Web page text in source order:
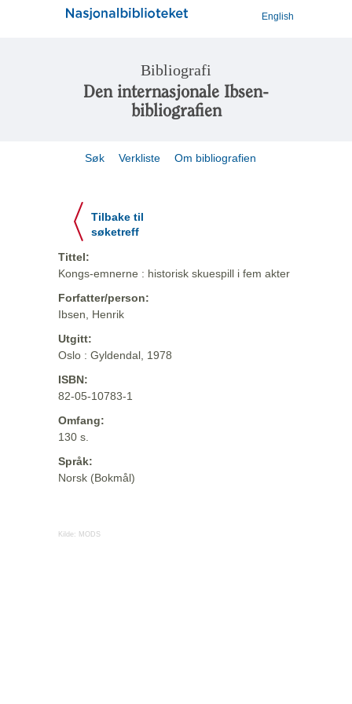
English
Bibliografi
Den internasjonale Ibsen-
bibliografien
Søk Verkliste Om bibliografien
Tilbake til
søketreff
Tittel:
Kongs-emnerne : historisk skuespill i fem akter
Forfatter/person:
Ibsen, Henrik
Utgitt:
Oslo : Gyldendal, 1978
ISBN:
82-05-10783-1
Omfang:
130 s.
Språk:
Norsk (Bokmål)
Kilde: MODS